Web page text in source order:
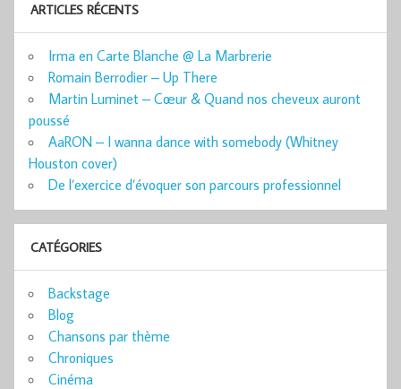
ARTICLES RÉCENTS
Irma en Carte Blanche @ La Marbrerie
Romain Berrodier – Up There
Martin Luminet – Cœur & Quand nos cheveux auront
poussé
AaRON – I wanna dance with somebody (Whitney
Houston cover)
De l’exercice d’évoquer son parcours professionnel
CATÉGORIES
Backstage
Blog
Chansons par thème
Chroniques
Cinéma